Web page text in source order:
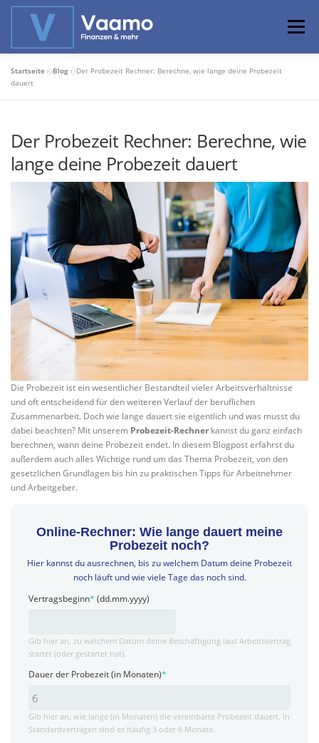
Zum
Menü
ABOUT
PROFIWISSEN ALTERSVORSORGE
PRIVATIER WERDEN
Startseite »Blog »Der Probezeit Rechner: Berechne, wie lange deine Probezeit
dauert
Der Probezeit Rechner: Berechne, wie
lange deine Probezeit dauert
Die Probezeit ist ein wesentlicher Bestandteil vieler Arbeitsverhältnisse
und oft entscheidend für den weiteren Verlauf der beruflichen
Zusammenarbeit. Doch wie lange dauert sie eigentlich und was musst du
dabei beachten? Mit unserem Probezeit-Rechner kannst du ganz einfach
berechnen, wann deine Probezeit endet. In diesem Blogpost erfährst du
außerdem auch alles Wichtige rund um das Thema Probezeit, von den
gesetzlichen Grundlagen bis hin zu praktischen Tipps für Arbeitnehmer
und Arbeitgeber.
Online-Rechner: Wie lange dauert meine
Probezeit noch?
Hier kannst du ausrechnen, bis zu welchem Datum deine Probezeit
noch läuft und wie viele Tage das noch sind.
Vertragsbeginn* (dd.mm.yyyy)
Gib hier an, zu welchem Datum deine Beschäftigung laut Arbeitsvertrag
startet (oder gestartet hat).
Dauer der Probezeit (in Monaten)*
Gib hier an, wie lange (in Monaten) die vereinbarte Probezeit dauert. In
Standardverträgen sind es häufig 3 oder 6 Monate.